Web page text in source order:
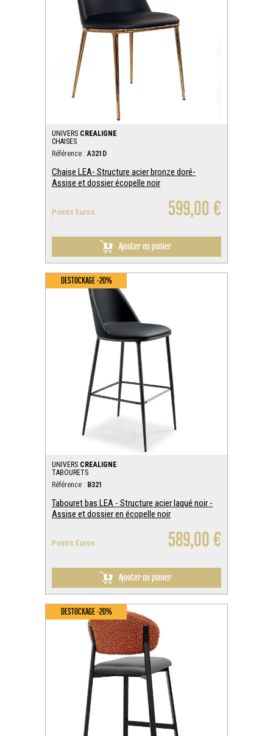
UNIVERS CREALIGNE
CHAISES
Référence :A321D
Chaise LEA- Structure acier bronze doré-
Assise et dossier écopelle noir
Points Euros
:
599,00 €
Ajouter au panier
DESTOCKAGE -20%
UNIVERS CREALIGNE
TABOURETS
Référence : B321
Tabouret bas LEA - Structure acier laqué noir -
Assise et dossier en écopelle noir
Points Euros
:
589,00 €
Ajouter au panier
DESTOCKAGE -20%